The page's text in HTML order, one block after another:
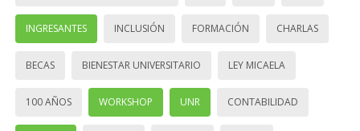
INGRESANTES INCLUSIÓN FORMACIÓN CHARLAS
BECAS BIENESTAR UNIVERSITARIO LEY MICAELA
100 AÑOS WORKSHOP UNR CONTABILIDAD